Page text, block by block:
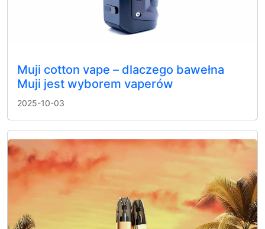
Muji cotton vape – dlaczego bawełna
Muji jest wyborem vaperów
2025-10-03